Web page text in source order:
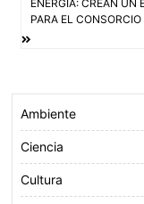
k p
entradas
ENERGÍA: CREAN UN
PARA EL
Ambiente
Ciencia
Cultura